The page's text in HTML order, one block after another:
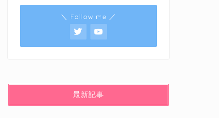
＼ Follow me ／
最新記事